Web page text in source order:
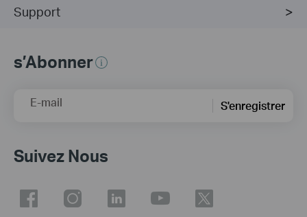
Support
s’Abonner
E-mail S'enregistrer
Suivez Nous